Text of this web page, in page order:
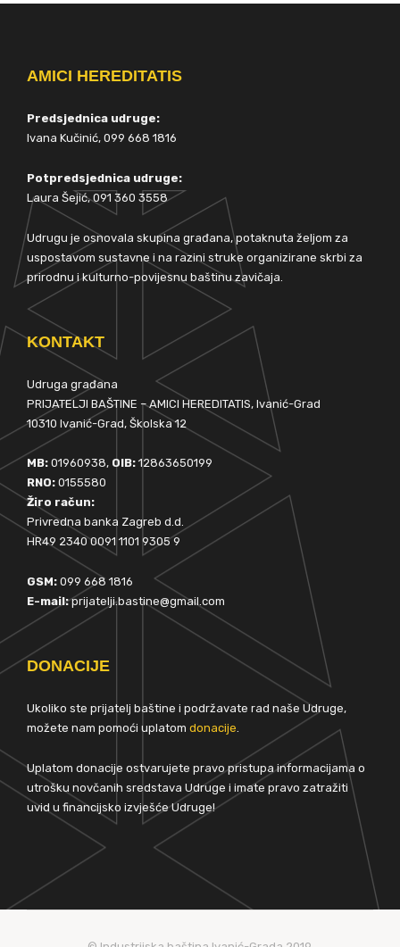
AMICI HEREDITATIS
Predsjednica udruge:
Ivana Kučinić, 099 668 1816
Potpredsjednica udruge:
Laura Šejić, 091 360 3558
Udrugu je osnovala skupina građana, potaknuta željom za
uspostavom sustavne i na razini struke organizirane skrbi za
prirodnu i kulturno-povijesnu baštinu zavičaja.
KONTAKT
Udruga građana
PRIJATELJI BAŠTINE – AMICI HEREDITATIS, Ivanić-Grad
10310 Ivanić-Grad, Školska 12
MB: 01960938, OIB: 12863650199
RNO: 0155580
Žiro račun:
Privredna banka Zagreb d.d.
HR49 2340 0091 1101 9305 9
GSM: 099 668 1816
E-mail:prijatelji.bastine@gmail.com
DONACIJE
Ukoliko ste prijatelj baštine i podržavate rad naše Udruge,
možete nam pomoći uplatom donacije.
Uplatom donacije ostvarujete pravo pristupa informacijama o
utrošku novčanih sredstava Udruge i imate pravo zatražiti
uvid u financijsko izvješće Udruge!